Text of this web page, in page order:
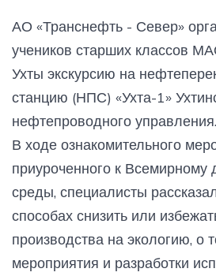
АО «Транснефть - Север»
учеников старших классов
Ухты экскурсию на
станцию (НПС) «Ухта-1»
нефтепроводного управления.
В ходе ознакомительного
приуроченного к
среды, специалисты
способах снизить или
производства на экологию, о
мероприятия и разработки